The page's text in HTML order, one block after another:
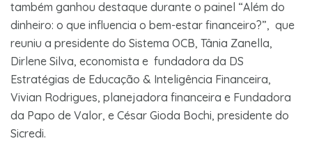
também ganhou destaque durante o painel “Além do
dinheiro: o que influencia o bem-estar financeiro?”, que
reuniu a presidente do Sistema OCB, Tânia Zanella,
Dirlene Silva, economista e fundadora da DS
Estratégias de Educação & Inteligência Financeira,
Vivian Rodrigues, planejadora financeira e Fundadora
da Papo de Valor, e César Gioda Bochi, presidente do
Sicredi.